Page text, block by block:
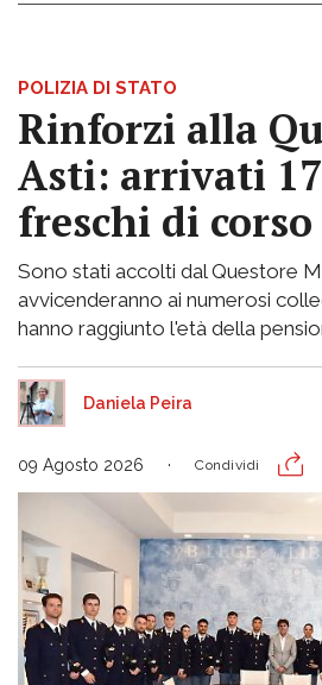
POLIZIA DI STATO
Rinforzi alla
Asti: arrivati
freschi di corso
Sono stati accolti dal Questore
avvicenderanno ai numerosi
hanno raggiunto l'età della
Daniela Peira
09 Agosto 2026 Condividi